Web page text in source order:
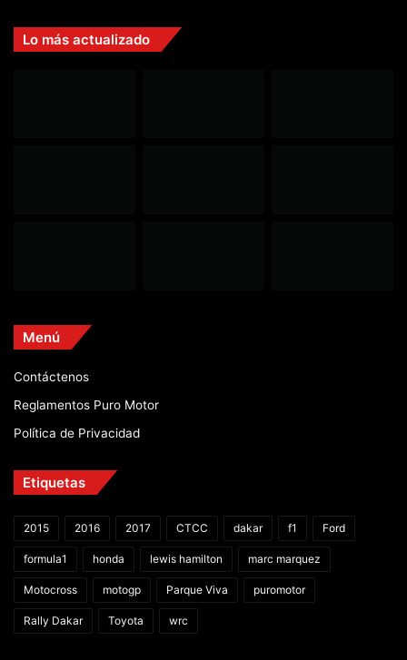
Lo más actualizado
Menú
Contáctenos
Reglamentos Puro Motor
Política de Privacidad
Etiquetas
2015 2016 2017 CTCC dakar f1 Ford
formula1 honda lewis hamilton marc marquez
Motocross motogp Parque Viva puromotor
Rally Dakar Toyota wrc